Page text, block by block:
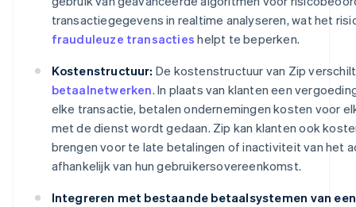
transactiegegevens in realtime analyseren, wat het
frauduleuze transacties helpt te beperken.
Kostenstructuur: De kostenstructuur van Zip
betaalnetwerken. In plaats van klanten een
elke transactie, betalen ondernemingen kosten voor
met de dienst wordt gedaan. Zip kan klanten ook
brengen voor te late betalingen of inactiviteit van het
afhankelijk van hun gebruikersovereenkomst.
Integreren met bestaande betaalsystemen van